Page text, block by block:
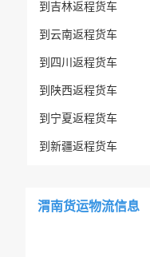
到吉林返程货车
到云南返程货车
到四川返程货车
到陕西返程货车
到宁夏返程货车
到新疆返程货车
渭南货运物流信息